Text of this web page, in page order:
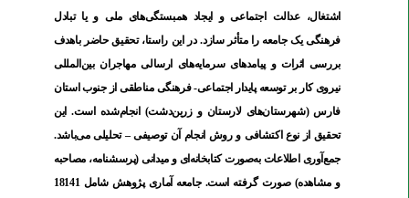
اشتغال، عدالت اجتماعی و ایجاد همبستگی‌های ملی و یا تبادل
فرهنگی یک جامعه را متأثر سازد. در این راستا، تحقیق حاضر باهدف
بررسی اثرات و پیامدهای سرمایه‌های ارسالی مهاجران بین‌المللی
نیروی کار بر توسعه پایدار اجتماعی- فرهنگی مناطقی از جنوب استان
فارس (شهرستان‌های لارستان و زرین‌دشت) انجام‌شده است. این
تحقیق از نوع اکتشافی و روش انجام آن توصیفی– تحلیلی می‌باشد.
جمع‌آوری اطلاعات به‌صورت کتابخانه‌ای و میدانی (پرسشنامه، مصاحبه
و مشاهده) صورت گرفته است. جامعه آماری پژوهش شامل 18141